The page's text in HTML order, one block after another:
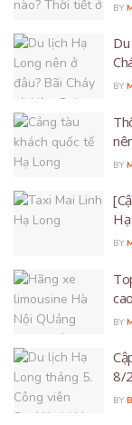
BY
BY
BY
BY
BY
8/
BY